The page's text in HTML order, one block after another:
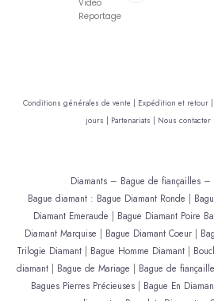
Video
Reportage
Conditions générales de vente | Expédition et retour |
jours | Partenariats | Nous contacter |
Diamants– Bague de fiançailles–
Bague diamant : Bague Diamant Ronde |
Diamant Emeraude | Bague Diamant Poire
Diamant Marquise | Bague Diamant Coeur|
Trilogie Diamant| Bague Homme Diamant|
diamant | Bague de Mariage | Bague de
Bagues Pierres Précieuses| Bague En